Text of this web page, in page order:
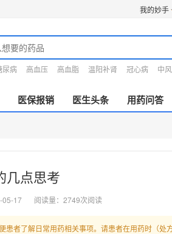
我的妙手
尿病 高血压 高血脂 温阳补肾 冠心病 中风
医保报销 医生头条 用药问答
几点思考
05-17 阅读量：2749次阅读
者了解日常用药相关事项。请患者在用药时（处